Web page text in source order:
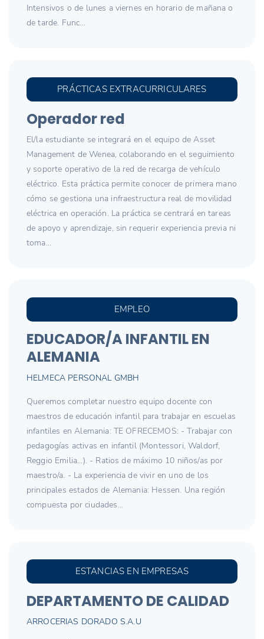
Intensivos o de lunes a viernes en horario de mañana o
de tarde. Func...
PRÁCTICAS EXTRACURRICULARES
Operador red
El/la estudiante se integrará en el equipo de Asset
Management de Wenea, colaborando en el seguimiento
y soporte operativo de la red de recarga de vehículo
eléctrico. Esta práctica permite conocer de primera mano
cómo se gestiona una infraestructura real de movilidad
eléctrica en operación. La práctica se centrará en tareas
de apoyo y aprendizaje, sin requerir experiencia previa ni
toma...
EMPLEO
EDUCADOR/A INFANTIL EN
ALEMANIA
HELMECA PERSONAL GMBH
Queremos completar nuestro equipo docente con
maestros de educación infantil para trabajar en escuelas
infantiles en Alemania: TE OFRECEMOS: - Trabajar con
pedagogías activas en infantil (Montessori, Waldorf,
Reggio Emilia...). - Ratios de máximo 10 niños/as por
maestro/a. - La experiencia de vivir en uno de los
principales estados de Alemania: Hessen. Una región
compuesta por ciudades...
ESTANCIAS EN EMPRESAS
DEPARTAMENTO DE CALIDAD
ARROCERIAS DORADO S.A.U